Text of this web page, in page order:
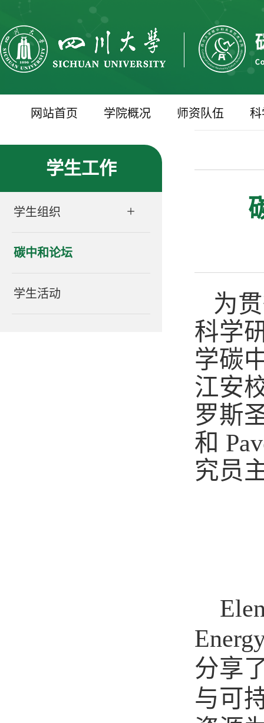
网站首页 学院概况 师资队伍 科
学生工作
学生组织 +
碳中和论坛
学生活动
为
科学
学碳
江安
罗斯
和
究员
分享
与可